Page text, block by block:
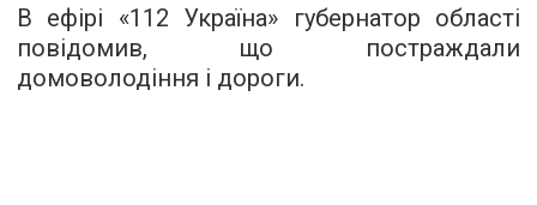
В ефірі «112 Україна» губернатор області
повідомив, що постраждали
домоволодіння і дороги.